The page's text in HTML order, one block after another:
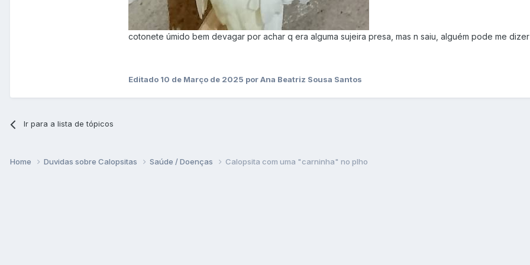
cotonete úmido bem devagar por achar q era alguma sujeira presa, mas n saiu, alguém pode me
Editado 10 de Março de 2025 por Ana Beatriz Sousa Santos
Ir para a lista de tópicos
Home Duvidas sobre Calopsitas Saúde / Doenças Calopsita com uma "carninha" no plho